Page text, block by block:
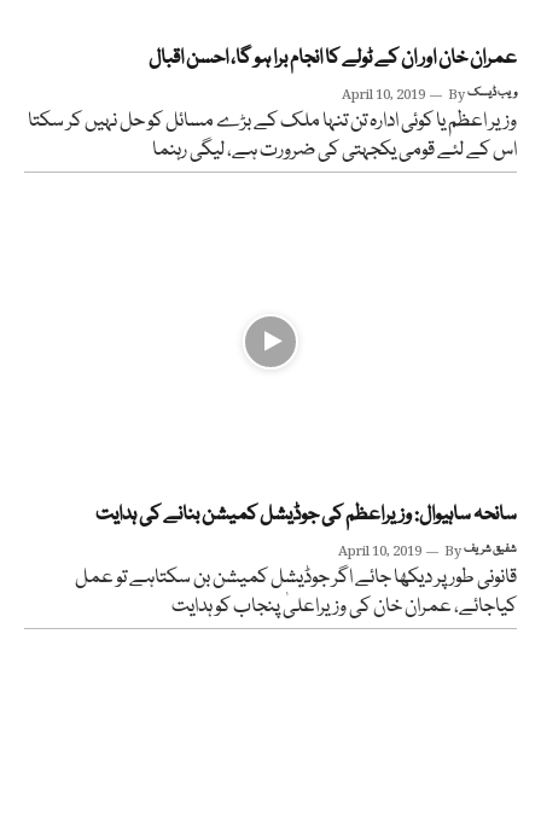
عمران خان اور ان کے ٹولے کا انجام برا ہو گا، احسن اقبال
April 10, 2019 Byویب ڈیسک
وزیر اعظم یا کوئی ادارہ تن تنہا ملک کے بڑے مسائل کو حل نہیں کر سکتا
اس کے لئے قومی یکجہتی کی ضرورت ہے، لیگی رہنما
سانحہ ساہیوال: وزیراعظم کی جوڈیشل کمیشن بنانے کی ہدایت
April 10, 2019 Byشفیق شریف
قانونی طور پر دیکھا جائے اگر جوڈیشل کمیشن بن سکتاہے تو عمل
کیاجائے، عمران خان کی وزیراعلیٰ پنجاب کو ہدایت